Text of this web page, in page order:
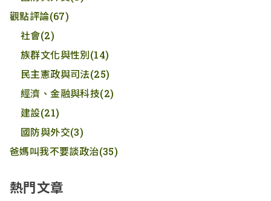
觀點評論(67)
社會(2)
族群文化與性別(14)
民主憲政與司法(25)
經濟、金融與科技(2)
建設(21)
國防與外交(3)
爸媽叫我不要談政治(35)
熱門文章